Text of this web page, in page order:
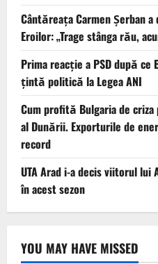
Cântăreața Carmen Șerban
Eroilor: „Trage stânga rău,
Prima reacție a PSD după
țintă politică la Legea ANI
Cum profită Bulgaria de
al Dunării. Exporturile de
record
UTA Arad i-a decis viitorul
în acest sezon
YOU MAY HAVE MISSED